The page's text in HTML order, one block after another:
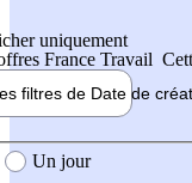
uniquement
France Travail
filtres de Date de
création de l'offre
Un jour